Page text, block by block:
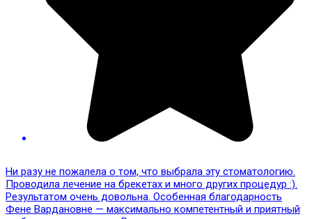
Ни разу не пожалела о том, что выбрала эту стоматологию.
Проводила лечение на брекетах и много других процедур :).
Результатом очень довольна. Особенная благодарность
Фене Вардановне — максимально компетентный и приятный